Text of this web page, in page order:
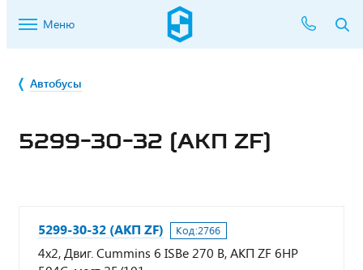
Меню
Автобусы
5299-30-32 (АКП ZF)
5299-30-32 (АКП ZF) Код:2766
4х2, Двиг. Cummins 6 ISBe 270 B, AKП ZF 6HP